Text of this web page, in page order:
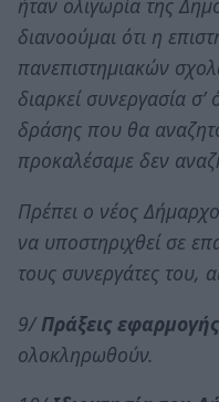
ήταν ολιγωρία της
διανοούμαι ότι η
πανεπιστημιακών
διαρκεί συνεργασία
δράσης που θα
προκαλέσαμε δεν
Πρέπει ο νέος
να υποστηριχθεί σε
τους συνεργάτες του,
9/Πράξεις εφαρμογής
ολοκληρωθούν.